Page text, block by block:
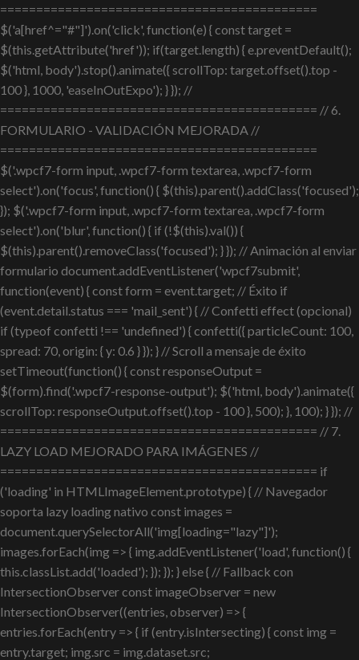
============================================
$('a[href^="#"]').on('click', function(e) { const target =
$(this.getAttribute('href')); if(target.length) { e.preventDefault();
$('html, body').stop().animate({ scrollTop: target.offset().top -
100 }, 1000, 'easeInOutExpo'); } }); //
============================================ // 6.
FORMULARIO - VALIDACIÓN MEJORADA //
============================================
$('.wpcf7-form input, .wpcf7-form textarea, .wpcf7-form
select').on('focus', function() { $(this).parent().addClass('focused');
}); $('.wpcf7-form input, .wpcf7-form textarea, .wpcf7-form
select').on('blur', function() { if (!$(this).val()) {
$(this).parent().removeClass('focused'); } }); // Animación al enviar
formulario document.addEventListener('wpcf7submit',
function(event) { const form = event.target; // Éxito if
(event.detail.status === 'mail_sent') { // Confetti effect (opcional)
if (typeof confetti !== 'undefined') { confetti({ particleCount: 100,
spread: 70, origin: { y: 0.6 } }); } // Scroll a mensaje de éxito
setTimeout(function() { const responseOutput =
$(form).find('.wpcf7-response-output'); $('html, body').animate({
scrollTop: responseOutput.offset().top - 100 }, 500); }, 100); } }); //
============================================ // 7.
LAZY LOAD MEJORADO PARA IMÁGENES //
============================================ if
('loading' in HTMLImageElement.prototype) { // Navegador
soporta lazy loading nativo const images =
document.querySelectorAll('img[loading="lazy"]');
images.forEach(img => { img.addEventListener('load', function() {
this.classList.add('loaded'); }); }); } else { // Fallback con
IntersectionObserver const imageObserver = new
IntersectionObserver((entries, observer) => {
entries.forEach(entry => { if (entry.isIntersecting) { const img =
entry.target; img.src = img.dataset.src;